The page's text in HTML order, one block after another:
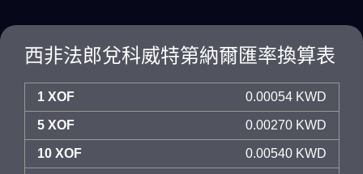
西非法郎兌科威特第納爾匯率換算表
1 XOF 0.00054 KWD
5 XOF 0.00270 KWD
10 XOF 0.00540 KWD